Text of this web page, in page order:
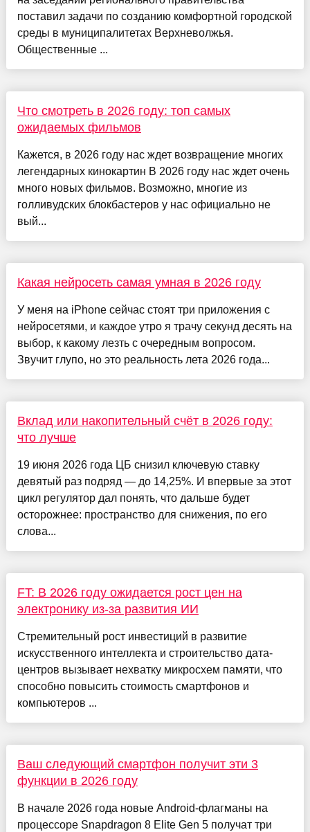
поставил задачи по созданию комфортной городской
среды в муниципалитетах Верхневолжья.
Общественные ...
Что смотреть в 2026 году: топ самых
ожидаемых фильмов
Кажется, в 2026 году нас ждет возвращение многих
легендарных кинокартин В 2026 году нас ждет очень
много новых фильмов. Возможно, многие из
голливудских блокбастеров у нас официально не
вый...
Какая нейросеть самая умная в 2026 году
У меня на iPhone сейчас стоят три приложения с
нейросетями, и каждое утро я трачу секунд десять на
выбор, к какому лезть с очередным вопросом.
Звучит глупо, но это реальность лета 2026 года...
Вклад или накопительный счёт в 2026 году:
что лучше
19 июня 2026 года ЦБ снизил ключевую ставку
девятый раз подряд — до 14,25%. И впервые за этот
цикл регулятор дал понять, что дальше будет
осторожнее: пространство для снижения, по его
слова...
FT: В 2026 году ожидается рост цен на
электронику из-за развития ИИ
Стремительный рост инвестиций в развитие
искусственного интеллекта и строительство дата-
центров вызывает нехватку микросхем памяти, что
способно повысить стоимость смартфонов и
компьютеров ...
Ваш следующий смартфон получит эти 3
функции в 2026 году
В начале 2026 года новые Android-флагманы на
процессоре Snapdragon 8 Elite Gen 5 получат три